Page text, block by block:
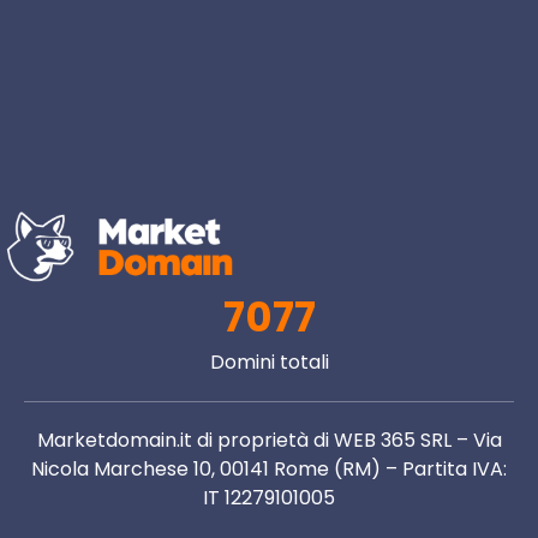
7077
Domini totali
Marketdomain.it di proprietà di WEB 365 SRL – Via
Nicola Marchese 10, 00141 Rome (RM) – Partita IVA:
IT 12279101005